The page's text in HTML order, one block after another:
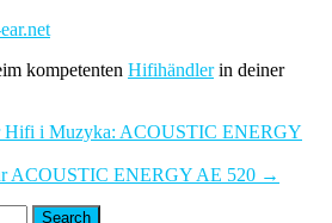
kompetenten Hifihändlerin deiner
Hifi i Muzyka: ACOUSTIC ENERGY
ACOUSTIC ENERGY AE 520 →